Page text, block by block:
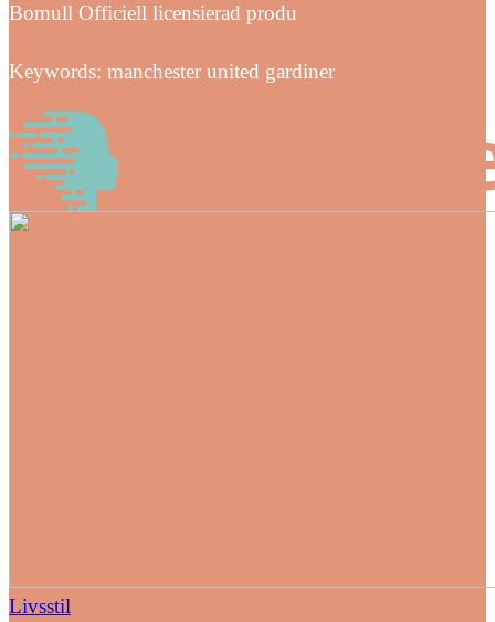
Bomull Officiell licensierad produ
Keywords: manchester united gardiner
Livsstil